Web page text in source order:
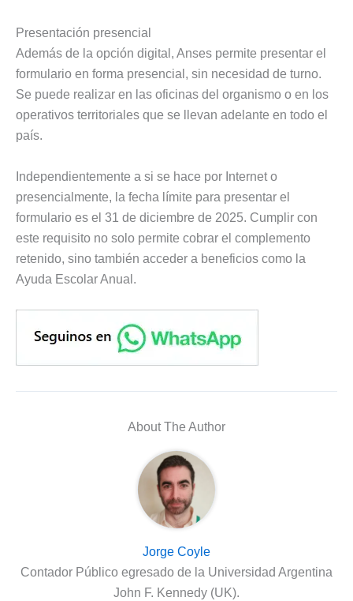
Presentación presencial
Además de la opción digital, Anses permite presentar el
formulario en forma presencial, sin necesidad de turno.
Se puede realizar en las oficinas del organismo o en los
operativos territoriales que se llevan adelante en todo el
país.
Independientemente a si se hace por Internet o
presencialmente, la fecha límite para presentar el
formulario es el 31 de diciembre de 2025. Cumplir con
este requisito no solo permite cobrar el complemento
retenido, sino también acceder a beneficios como la
Ayuda Escolar Anual.
About The Author
Jorge Coyle
Contador Público egresado de la Universidad Argentina
John F. Kennedy (UK).